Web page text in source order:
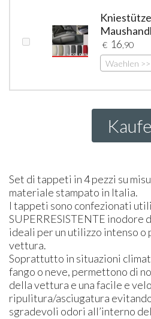
€ 16 ,90
Waehlen >>
Set di tappeti in 4 pezzi su
materiale stampato in Italia.
I tappeti sono confezionati
SUPERRESISTENTE inodore
ideali per un utilizzo intenso o
vettura.
Soprattutto in situazioni
fango o neve, permettono di
della vettura e una facile e
ripulitura/asciugatura
sgradevoli odori all’interno